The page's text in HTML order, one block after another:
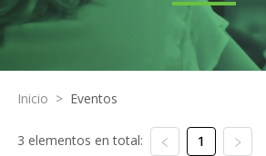
Inicio > Eventos
3 elementos en total: 1